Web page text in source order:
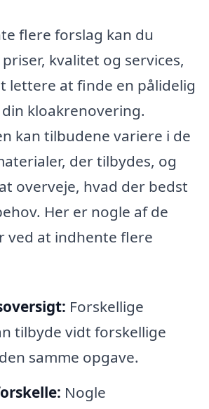
flere forslag kan du
kvalitet og services,
lettere at finde en pålidelig
kloakrenovering.
kan tilbudene variere i de
der tilbydes, og
overveje, hvad der bedst
Her er nogle af de
ved at indhente flere
Forskellige
tilbyde vidt forskellige
samme opgave.
Nogle